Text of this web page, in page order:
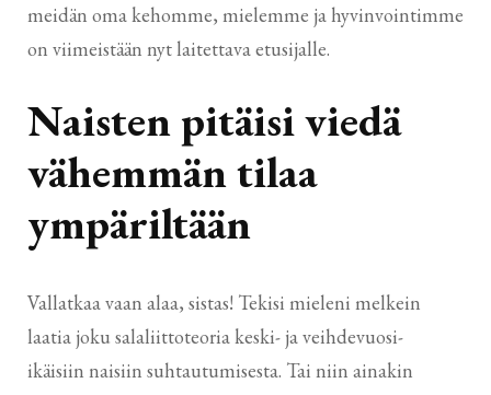
meidän oma kehomme, mielemme ja hyvinvointimme
on viimeistään nyt laitettava etusijalle.
Naisten pitäisi viedä
vähemmän tilaa
ympäriltään
Vallatkaa vaan alaa, sistas! Tekisi mieleni melkein
laatia joku salaliittoteoria keski- ja veihdevuosi-
ikäisiin naisiin suhtautumisesta. Tai niin ainakin